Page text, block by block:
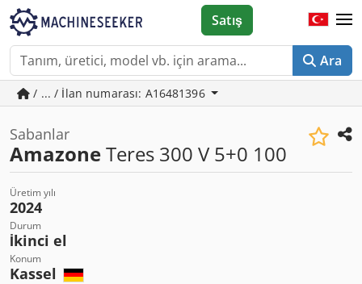
Ara
Satış
/ ... / İlan numarası: A16481396
Sabanlar
AmazoneTeres 300 V 5+0 100
Üretim yılı
2024
Durum
İkinci el
Konum
Kassel